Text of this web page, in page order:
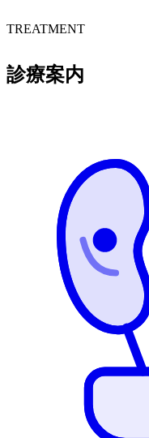
TREATMENT
診療案内